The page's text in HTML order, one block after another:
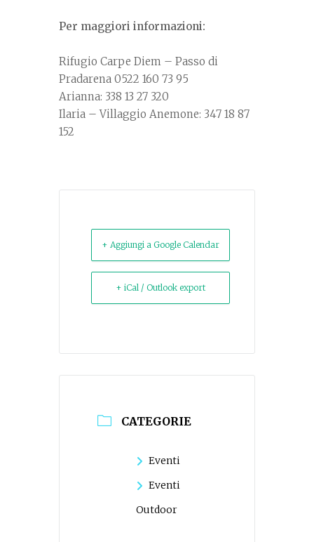
Per maggiori informazioni:
Rifugio Carpe Diem – Passo di
Pradarena 0522 160 73 95
Arianna: 338 13 27 320
Ilaria – Villaggio Anemone: 347 18 87
152
+ Aggiungi a Google Calendar
+ iCal / Outlook export
CATEGORIE
Eventi
Eventi
Outdoor